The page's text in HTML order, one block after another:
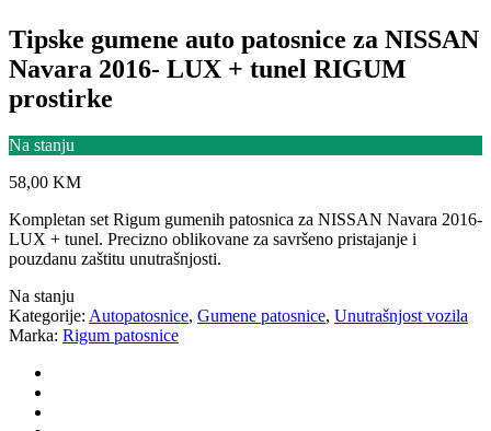
Tipske gumene auto patosnice za NISSAN
Navara 2016- LUX + tunel RIGUM
prostirke
Na stanju
58,00 KM
Kompletan set Rigum gumenih patosnica za NISSAN Navara 2016-
LUX + tunel. Precizno oblikovane za savršeno pristajanje i
pouzdanu zaštitu unutrašnjosti.
Na stanju
Kategorije: Autopatosnice, Gumene patosnice, Unutrašnjost vozila
Marka: Rigum patosnice